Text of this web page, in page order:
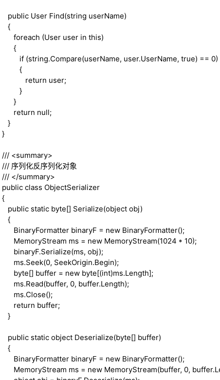
public User Find(string userName)
{
foreach (User user in this)
{
if (string.Compare(userName, user.UserName, true) == 0)
{
return user;
}
}
return null;
}
}
/// <summary>
/// 序列化反序列化对象
/// </summary>
public class ObjectSerializer
{
public static byte[] Serialize(object obj)
{
BinaryFormatter binaryF = new BinaryFormatter();
MemoryStream ms = new MemoryStream(1024 * 10);
binaryF.Serialize(ms, obj);
ms.Seek(0, SeekOrigin.Begin);
byte[] buffer = new byte[(int)ms.Length];
ms.Read(buffer, 0, buffer.Length);
ms.Close();
return buffer;
}
public static object Deserialize(byte[] buffer)
{
BinaryFormatter binaryF = new BinaryFormatter();
MemoryStream ms = new MemoryStream(buffer, 0,